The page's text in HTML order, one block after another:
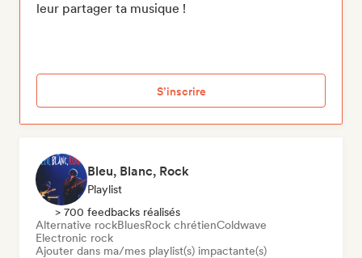
leur partager ta musique !
S’inscrire
Bleu, Blanc, Rock
Playlist
> 700 feedbacks réalisés
Alternative rockBluesRock chrétienColdwave
Electronic rock
Ajouter dans ma/mes playlist(s) impactante(s)